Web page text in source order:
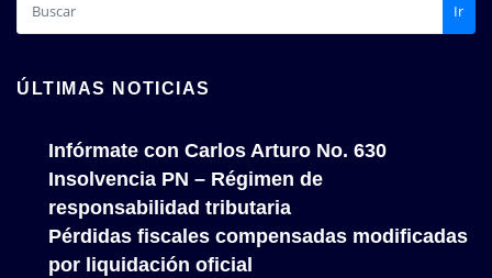
Ir
ÚLTIMAS NOTICIAS
Infórmate con Carlos Arturo No. 630
Insolvencia PN – Régimen de
responsabilidad tributaria
Pérdidas fiscales compensadas modificadas
por liquidación oficial